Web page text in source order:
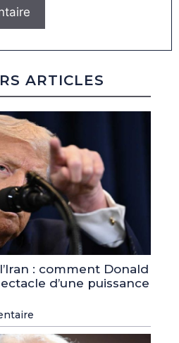
ARTICLES
: comment Donald
d’une puissance